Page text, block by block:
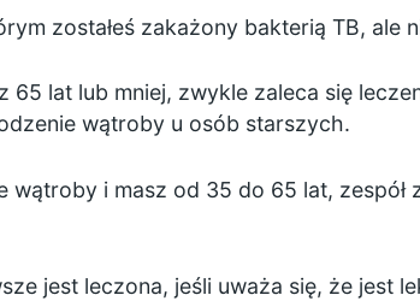
zostałeś zakażony bakterią TB,
65 lat lub mniej, zwykle zaleca się
wątroby u osób starszych.
wątroby i masz od 35 do 65 lat,
jest leczona, jeśli uważa się, że jest